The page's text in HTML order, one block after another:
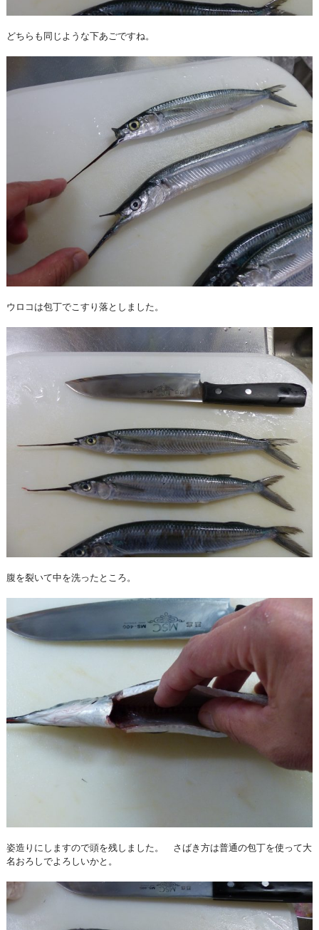
どちらも同じような下あごですね。
ウロコは包丁でこすり落としました。
腹を裂いて中を洗ったところ。
姿造りにしますので頭を残しました。 さばき方は普通の包丁を使って大
名おろしでよろしいかと。